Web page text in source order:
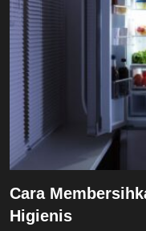
Cara
Higienis